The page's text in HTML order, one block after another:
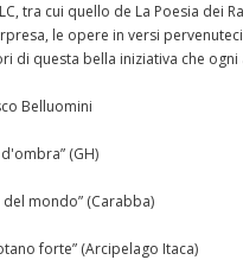
tra cui quello de La Poesia dei
le opere in versi
di questa bella iniziativa che
Belluomini
(GH)
mondo” (Carabba)
forte” (Arcipelago Itaca)